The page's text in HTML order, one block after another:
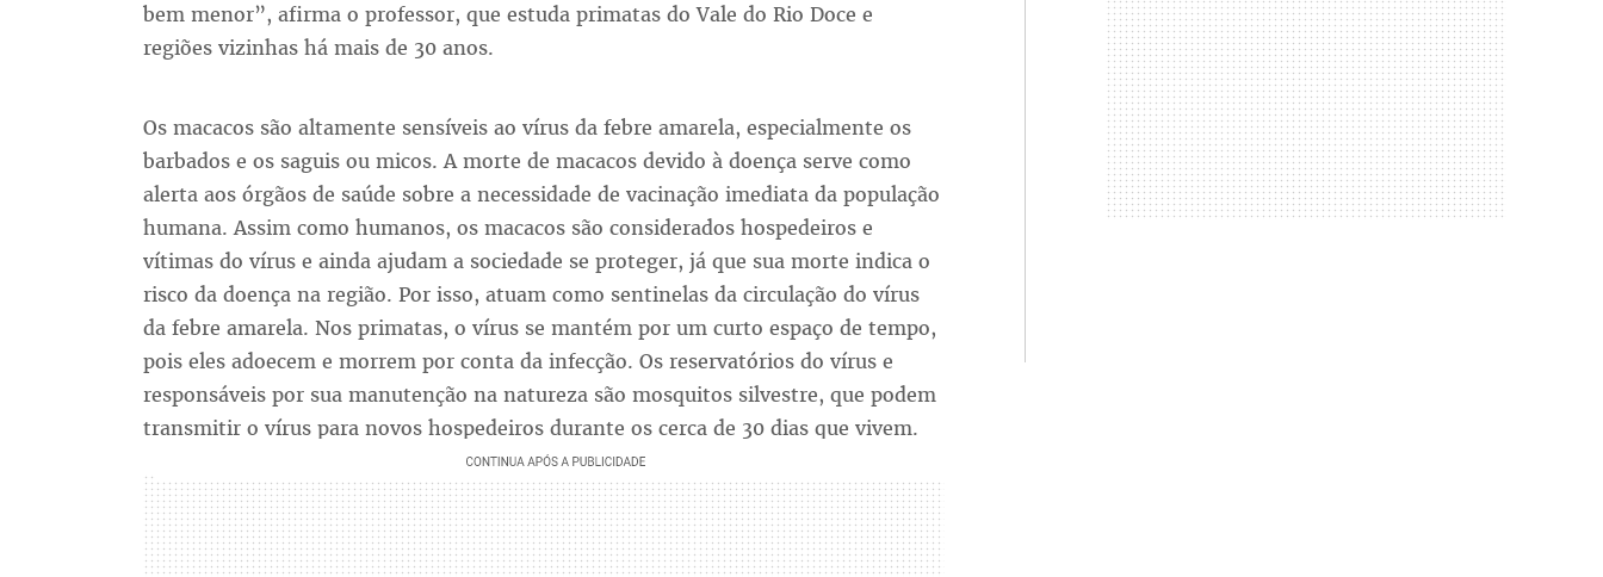
bem menor”, afirma o professor, que estuda primatas do Vale do Rio Doce e
regiões vizinhas há mais de 30 anos.
Os macacos são altamente sensíveis ao vírus da febre amarela, especialmente os
barbados e os saguis ou micos. A morte de macacos devido à doença serve como
alerta aos órgãos de saúde sobre a necessidade de vacinação imediata da população
humana. Assim como humanos, os macacos são considerados hospedeiros e
vítimas do vírus e ainda ajudam a sociedade se proteger, já que sua morte indica o
risco da doença na região. Por isso, atuam como sentinelas da circulação do vírus
da febre amarela. Nos primatas, o vírus se mantém por um curto espaço de tempo,
pois eles adoecem e morrem por conta da infecção. Os reservatórios do vírus e
responsáveis por sua manutenção na natureza são mosquitos silvestre, que podem
transmitir o vírus para novos hospedeiros durante os cerca de 30 dias que vivem.